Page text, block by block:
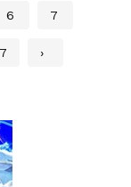
6 7
›